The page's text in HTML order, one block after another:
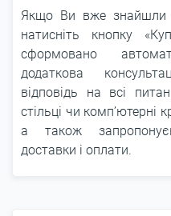
Якщо Ви вже знайшли
натисніть кнопку
сформовано
додаткова
відповідь на всі
стільці чи комп’ютерні
а також
доставки і оплати.